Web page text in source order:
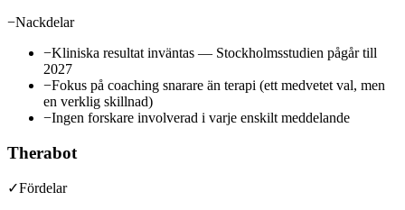
−Nackdelar
−Kliniska resultat inväntas — Stockholmsstudien pågår till
2027
−Fokus på coaching snarare än terapi (ett medvetet val, men
en verklig skillnad)
−Ingen forskare involverad i varje enskilt meddelande
Therabot
✓Fördelar